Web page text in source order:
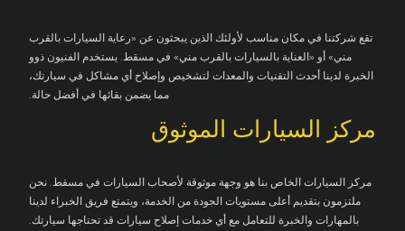
تقع شركتنا في مكان مناسب لأولئك الذين يبحثون عن «رعاية السيارات بالقرب
مني» أو «العناية بالسيارات بالقرب مني» في مسقط. يستخدم الفنيون ذوو
الخبرة لدينا أحدث التقنيات والمعدات لتشخيص وإصلاح أي مشاكل في سيارتك،
مما يضمن بقائها في أفضل حالة.
مركز السيارات الموثوق
مركز السيارات الخاص بنا هو وجهة موثوقة لأصحاب السيارات في مسقط. نحن
ملتزمون بتقديم أعلى مستويات الجودة من الخدمة، ويتمتع فريق الخبراء لدينا
بالمهارات والخبرة للتعامل مع أي خدمات إصلاح سيارات قد تحتاجها سيارتك.